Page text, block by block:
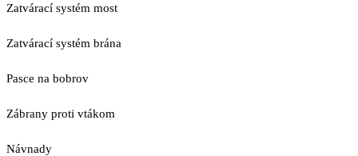
Zatvárací systém most
Zatvárací systém brána
Pasce na bobrov
Zábrany proti vtákom
Návnady